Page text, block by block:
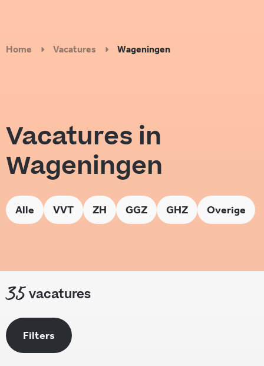
Home Vacatures Wageningen
Vacatures in
Wageningen
Alle VVT ZH GGZ GHZ Overige
35vacatures
Filters